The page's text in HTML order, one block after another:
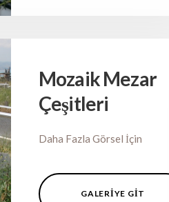
Mozaik Mezar
Çeşitleri
Daha Fazla Görsel İçin
GALERIYE GIT